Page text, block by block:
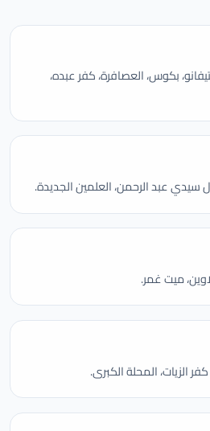
بكوس، العصافرة، كفر عبده،
سيدي عبد الرحمن، العلمين الجديدة.
ميت غمر.
الزيات، المحلة الكبرى.